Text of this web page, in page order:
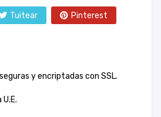
Tuitear Pinterest
y encriptadas con SSL.